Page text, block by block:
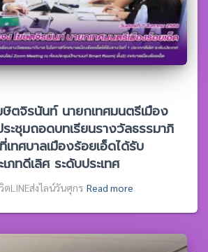
ตจิรนันท์ นายกเทศมนตรีเมือง
ะชุมถอดบทเรียนรางวัลธรรมาภิ
เทศบาลเมืองร้อยเอ็ดได้รับ
ภทดีเลิศ ระดับประเทศ
LINEส่งไลน์วันศุกร Read more